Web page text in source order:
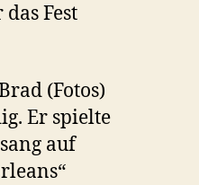
Fest
(Fotos)
Er spielte
auf